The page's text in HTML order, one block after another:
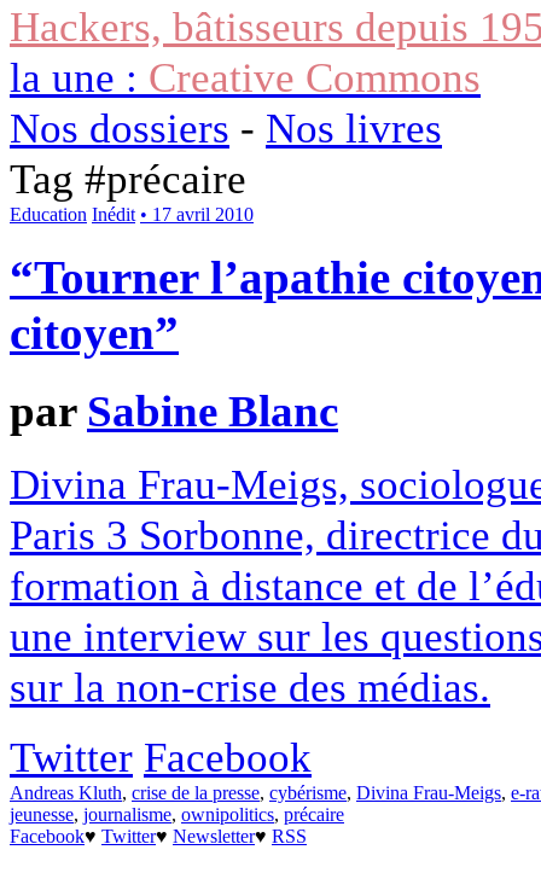
Hackers, bâtisseurs depuis
la une : Creative Commons
Nos dossiers - Nos livres
Tag #précaire
Education Inédit • 17 avril 2010
“Tourner l’apathie
citoyen”
par Sabine Blanc
Divina Frau-Meigs,
Paris 3 Sorbonne, directrice
formation à distance et de
une interview sur les
sur la non-crise des médias.
Twitter Facebook
Andreas Kluth, crise de la presse, cybérisme, Divina Frau-Meigs, e-
jeunesse, journalisme, ownipolitics, précaire
Facebook♥ Twitter♥ Newsletter♥ RSS